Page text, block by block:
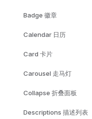
Badge 徽章
Calendar 日历
Card 卡片
Carousel 走马灯
Collapse 折叠面板
Descriptions 描述列表
自定义图标
使用插槽自定义图标。